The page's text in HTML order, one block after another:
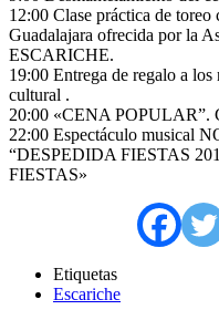
12:00 Clase práctica de
Guadalajara ofrecida por la
ESCARICHE.
19:00 Entrega de regalo a los
cultural .
20:00 «CENA POPULAR”.
22:00 Espectáculo musical
“DESPEDIDA FIESTAS
FIESTAS»
Etiquetas
Escariche